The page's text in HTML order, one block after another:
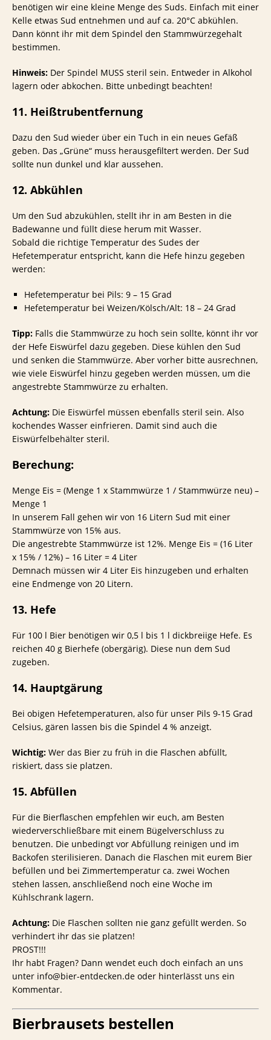
benötigen wir eine kleine Menge des Suds. Einfach mit einer
Kelle etwas Sud entnehmen und auf ca. 20°C abkühlen.
Dann könnt ihr mit dem Spindel den Stammwürzegehalt
bestimmen.
Hinweis: Der Spindel MUSS steril sein. Entweder in Alkohol
lagern oder abkochen. Bitte unbedingt beachten!
11. Heißtrubentfernung
Dazu den Sud wieder über ein Tuch in ein neues Gefäß
geben. Das „Grüne“ muss herausgefiltert werden. Der Sud
sollte nun dunkel und klar aussehen.
12. Abkühlen
Um den Sud abzukühlen, stellt ihr in am Besten in die
Badewanne und füllt diese herum mit Wasser.
Sobald die richtige Temperatur des Sudes der
Hefetemperatur entspricht, kann die Hefe hinzu gegeben
werden:
Hefetemperatur bei Pils: 9 – 15 Grad
Hefetemperatur bei Weizen/Kölsch/Alt: 18 – 24 Grad
Tipp: Falls die Stammwürze zu hoch sein sollte, könnt ihr vor
der Hefe Eiswürfel dazu gegeben. Diese kühlen den Sud
und senken die Stammwürze. Aber vorher bitte ausrechnen,
wie viele Eiswürfel hinzu gegeben werden müssen, um die
angestrebte Stammwürze zu erhalten.
Achtung: Die Eiswürfel müssen ebenfalls steril sein. Also
kochendes Wasser einfrieren. Damit sind auch die
Eiswürfelbehälter steril.
Berechung:
Menge Eis = (Menge 1 x Stammwürze 1 / Stammwürze neu) –
Menge 1
In unserem Fall gehen wir von 16 Litern Sud mit einer
Stammwürze von 15% aus.
Die angestrebte Stammwürze ist 12%. Menge Eis = (16 Liter
x 15% / 12%) – 16 Liter = 4 Liter
Demnach müssen wir 4 Liter Eis hinzugeben und erhalten
eine Endmenge von 20 Litern.
13. Hefe
Für 100 l Bier benötigen wir 0,5 l bis 1 l dickbreiige Hefe. Es
reichen 40 g Bierhefe (obergärig). Diese nun dem Sud
zugeben.
14. Hauptgärung
Bei obigen Hefetemperaturen, also für unser Pils 9-15 Grad
Celsius, gären lassen bis die Spindel 4 % anzeigt.
Wichtig: Wer das Bier zu früh in die Flaschen abfüllt,
riskiert, dass sie platzen.
15. Abfüllen
Für die Bierflaschen empfehlen wir euch, am Besten
wiederverschließbare mit einem Bügelverschluss zu
benutzen. Die unbedingt vor Abfüllung reinigen und im
Backofen sterilisieren. Danach die Flaschen mit eurem Bier
befüllen und bei Zimmertemperatur ca. zwei Wochen
stehen lassen, anschließend noch eine Woche im
Kühlschrank lagern.
Achtung: Die Flaschen sollten nie ganz gefüllt werden. So
verhindert ihr das sie platzen!
PROST!!!
Ihr habt Fragen? Dann wendet euch doch einfach an uns
unter info@bier-entdecken.de oder hinterlässt uns ein
Kommentar.
Bierbrausets bestellen